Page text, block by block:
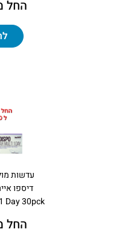
החל מ-
עדשות
דיספו
Day 30pck
החל מ-